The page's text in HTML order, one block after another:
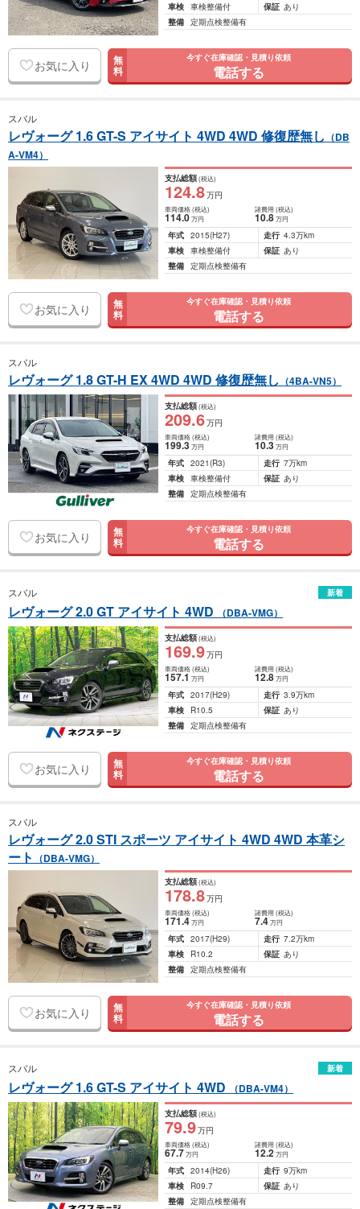
車検 車検整備付 保証 あり
整備 定期点検整備有
お気に入り 無
料
今すぐ在庫確認・見積り依頼
電話する
スバル
レヴォーグ 1.6 GT-S アイサイト 4WD 4WD 修復歴無し （DB
A-VM4）
支払総額(税込)
124.8万円
車両価格(税込)
114.0万円
諸費用 (税込)
10.8 万円
年式 2015(H27) 走行 4.3万km
車検 車検整備付 保証 あり
整備 定期点検整備有
お気に入り 無
料
今すぐ在庫確認・見積り依頼
電話する
スバル
レヴォーグ 1.8 GT-H EX 4WD 4WD 修復歴無し （4BA-VN5）
支払総額(税込)
209.6万円
車両価格(税込)
199.3万円
諸費用 (税込)
10.3 万円
年式 2021(R3) 走行 7万km
車検 車検整備付 保証 あり
整備 定期点検整備有
お気に入り 無
料
今すぐ在庫確認・見積り依頼
電話する
スバル 新着
レヴォーグ 2.0 GT アイサイト 4WD （DBA-VMG）
支払総額(税込)
169.9万円
車両価格(税込)
157.1万円
諸費用 (税込)
12.8 万円
年式 2017(H29) 走行 3.9万km
車検
R10.5 保証 あり
整備 定期点検整備有
お気に入り 無
料
今すぐ在庫確認・見積り依頼
電話する
スバル
レヴォーグ 2.0 STI スポーツ アイサイト 4WD 4WD 本革シ
ート （DBA-VMG）
支払総額(税込)
178.8万円
車両価格(税込)
171.4万円
諸費用 (税込)
7.4 万円
年式 2017(H29) 走行 7.2万km
車検
R10.2 保証 あり
整備 定期点検整備有
お気に入り 無
料
今すぐ在庫確認・見積り依頼
電話する
スバル 新着
レヴォーグ 1.6 GT-S アイサイト 4WD （DBA-VM4）
支払総額(税込)
79.9万円
車両価格(税込)
67.7万円
諸費用 (税込)
12.2 万円
年式 2014(H26) 走行 9万km
車検
R09.7 保証 あり
整備 定期点検整備有